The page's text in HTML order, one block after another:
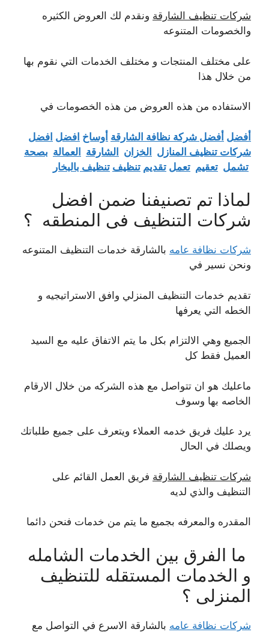
شركات تنظيف الشارقة ونقدم لك العروض الكثيره
والخصومات المتنوعه
على مختلف المنتجات و مختلف الخدمات التي نقوم بها
من خلال هذا
الاستفاده من هذه العروض من هذه الخصومات في
أفضل أفضل شركة نظافة الشارقة أوساخ افضل افضل
شركات تنظيف المنازل الخزان الشارقة العمالة بصحة
تشمل تعقيم تعمل تقديم تنظيف تنظيف بالبخار
لماذا تم تصنيفنا ضمن افضل
شركات التنظيف فى المنطقه ؟
شركات نظافة عامه بالشارقة خدمات التنظيف المتنوعه
ونحن نسير في
تقديم خدمات التنظيف المنزلي وافق الاستراتيجيه و
الخطه التي يعرفها
الجميع وهي الالتزام بكل ما يتم الاتفاق عليه مع السيد
العميل فقط كل
ماعليك هو ان تتواصل مع هذه الشركه من خلال الارقام
الخاصه بها وسوف
يرد عليك فريق خدمه العملاء ويتعرف على جميع طلباتك
ويصلك في الحال
شركات تنظيف الشارقة فريق العمل القائم على
التنظيف والذي لديه
المقدره والمعرفه بجميع ما يتم من خدمات فنحن دائما
ما الفرق بين الخدمات الشامله
و الخدمات المستقله للتنظيف
المنزلى ؟
شركات نظافة عامه بالشارقة الاسرع في التواصل مع